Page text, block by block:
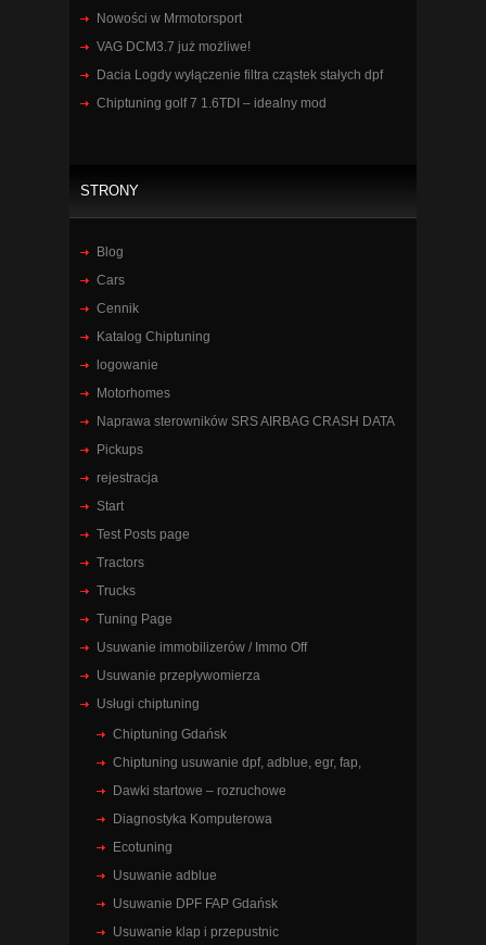
Nowości w Mrmotorsport
VAG DCM3.7 już możliwe!
Dacia Logdy wyłączenie filtra cząstek stałych dpf
Chiptuning golf 7 1.6TDI – idealny mod
STRONY
Blog
Cars
Cennik
Katalog Chiptuning
logowanie
Motorhomes
Naprawa sterowników SRS AIRBAG CRASH DATA
Pickups
rejestracja
Start
Test Posts page
Tractors
Trucks
Tuning Page
Usuwanie immobilizerów / Immo Off
Usuwanie przepływomierza
Usługi chiptuning
Chiptuning Gdańsk
Chiptuning usuwanie dpf, adblue, egr, fap,
Dawki startowe – rozruchowe
Diagnostyka Komputerowa
Ecotuning
Usuwanie adblue
Usuwanie DPF FAP Gdańsk
Usuwanie klap i przepustnic